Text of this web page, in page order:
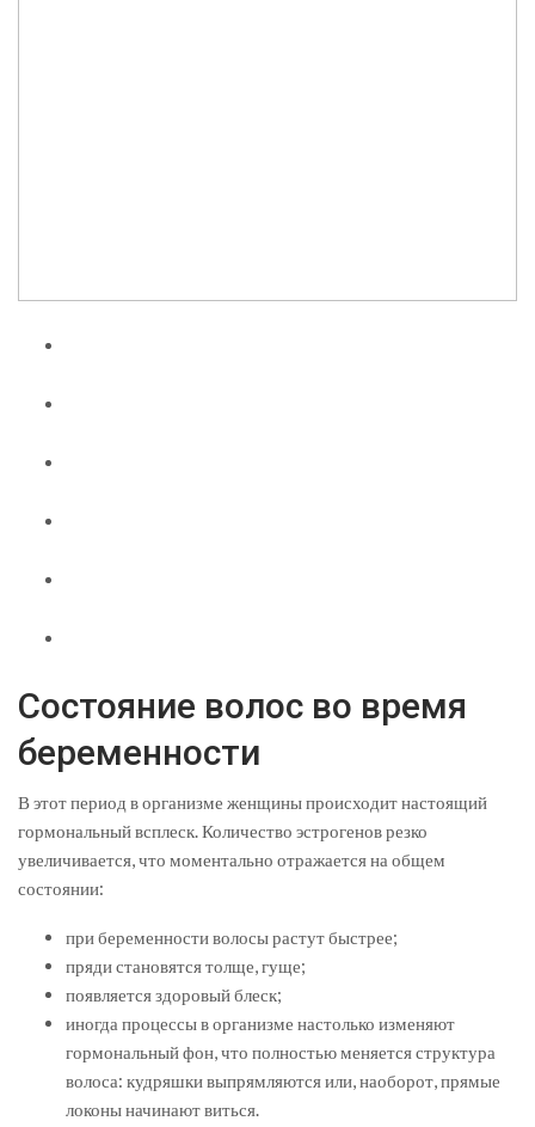
Состояние волос во время
беременности
В этот период в организме женщины происходит настоящий
гормональный всплеск. Количество эстрогенов резко
увеличивается, что моментально отражается на общем
состоянии:
при беременности волосы растут быстрее;
пряди становятся толще, гуще;
появляется здоровый блеск;
иногда процессы в организме настолько изменяют
гормональный фон, что полностью меняется структура
волоса: кудряшки выпрямляются или, наоборот, прямые
локоны начинают виться.